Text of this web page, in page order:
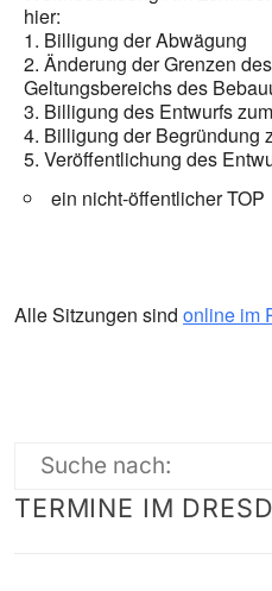
hier:
1. Billigung der Abwägung
2. Änderung der Grenzen
Geltungsbereichs des
3. Billigung des Entwurfs
4. Billigung der Begründung
5. Veröffentlichung des
ein nicht-öffentlicher TOP
Alle Sitzungen sind online im
Suche
nach:
TERMINE IM